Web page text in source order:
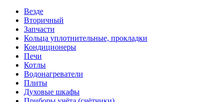
Везде
Вторичный
Запчасти
Кольца уплотнительные, прокладки
Кондиционеры
Печи
Котлы
Водонагреватели
Плиты
Духовые шкафы